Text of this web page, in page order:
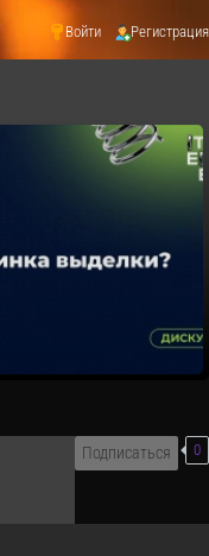
Войти Регистрация
Подписаться 0